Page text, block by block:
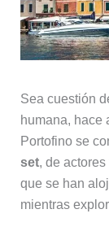
Sea cuestión
humana, hace
Portofino se
set, de
que se han
mientras